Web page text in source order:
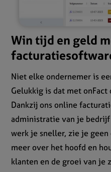
Win tijd en geld
Niet elke ondernemer is
Gelukkig is dat met
Dankzij ons online
administratie van je
werk je sneller, zie je
meer over het hoofd en
klanten en de groei van je